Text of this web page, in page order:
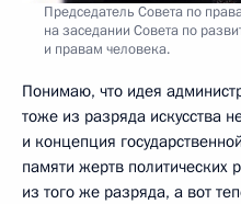
Председатель Совета по
на заседании Совета по
и правам человека.
Понимаю, что идея
тоже из разряда искусства
и концепция
памяти жертв политических
из того же разряда, а вот